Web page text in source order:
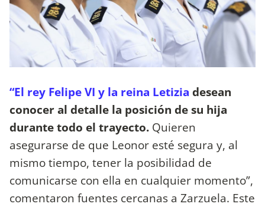
“El rey Felipe VI y la reina Letizia desean
conocer al detalle la posición de su hija
durante todo el trayecto. Quieren
asegurarse de que Leonor esté segura y, al
mismo tiempo, tener la posibilidad de
comunicarse con ella en cualquier momento”,
comentaron fuentes cercanas a Zarzuela. Este